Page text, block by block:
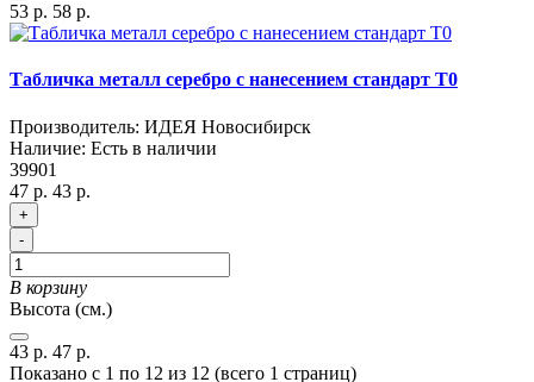
53 р. 58 р.
Табличка металл серебро с нанесением стандарт T0
Производитель: ИДЕЯ Новосибирск
Наличие: Есть в наличии
39901
47 р. 43 р.
+
-
В корзину
Высота (см.)
43 р. 47 р.
Показано с 1 по 12 из 12 (всего 1 страниц)